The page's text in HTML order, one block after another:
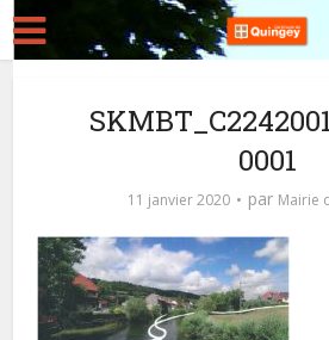
0001
11 janvier 2020 par Mairie